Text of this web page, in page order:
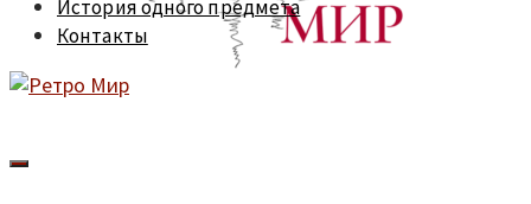
История одного предмета
Контакты